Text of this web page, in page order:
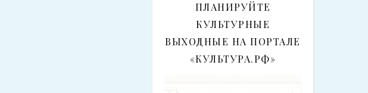
ПЛАНИРУЙТЕ
КУЛЬТУРНЫЕ
ВЫХОДНЫЕ НА ПОРТАЛЕ
«КУЛЬТУРА.РФ»